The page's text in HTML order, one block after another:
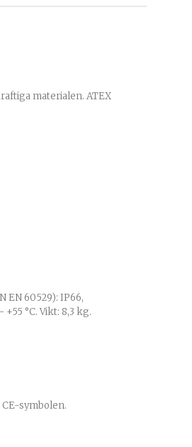
materialen. ATEX
EN 60529): IP66,
°C. Vikt: 8,3 kg.
symbolen.